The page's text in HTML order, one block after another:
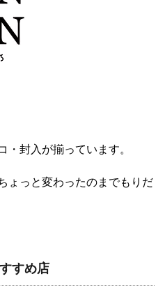
・封入が揃っています。
ょっと変わったのまでもりだ
すめ店